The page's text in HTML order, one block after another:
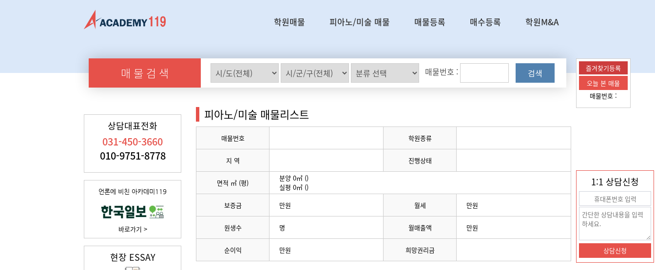
1:1 상담신청
학원매물 피아노/미술 매물 매물등록 매수등록 학원M&A
매 물 검 색 매물번호 : 검색
상담대표전화
031-450-3660
010-9751-8778
언론에 비친 아카데미119
바로가기 >
현장 ESSAY
피아노/미술 매물리스트
매물번호 학원종류
지 역 진행상태
면적 ㎡ (평)
분양 0㎡ ()
실평 0㎡ ()
보증금
만원 월세 만원
원생수 명 월매출액 만원
순이익 만원 희망권리금
즐겨찾기등록
오늘 본 매물
매물번호 :